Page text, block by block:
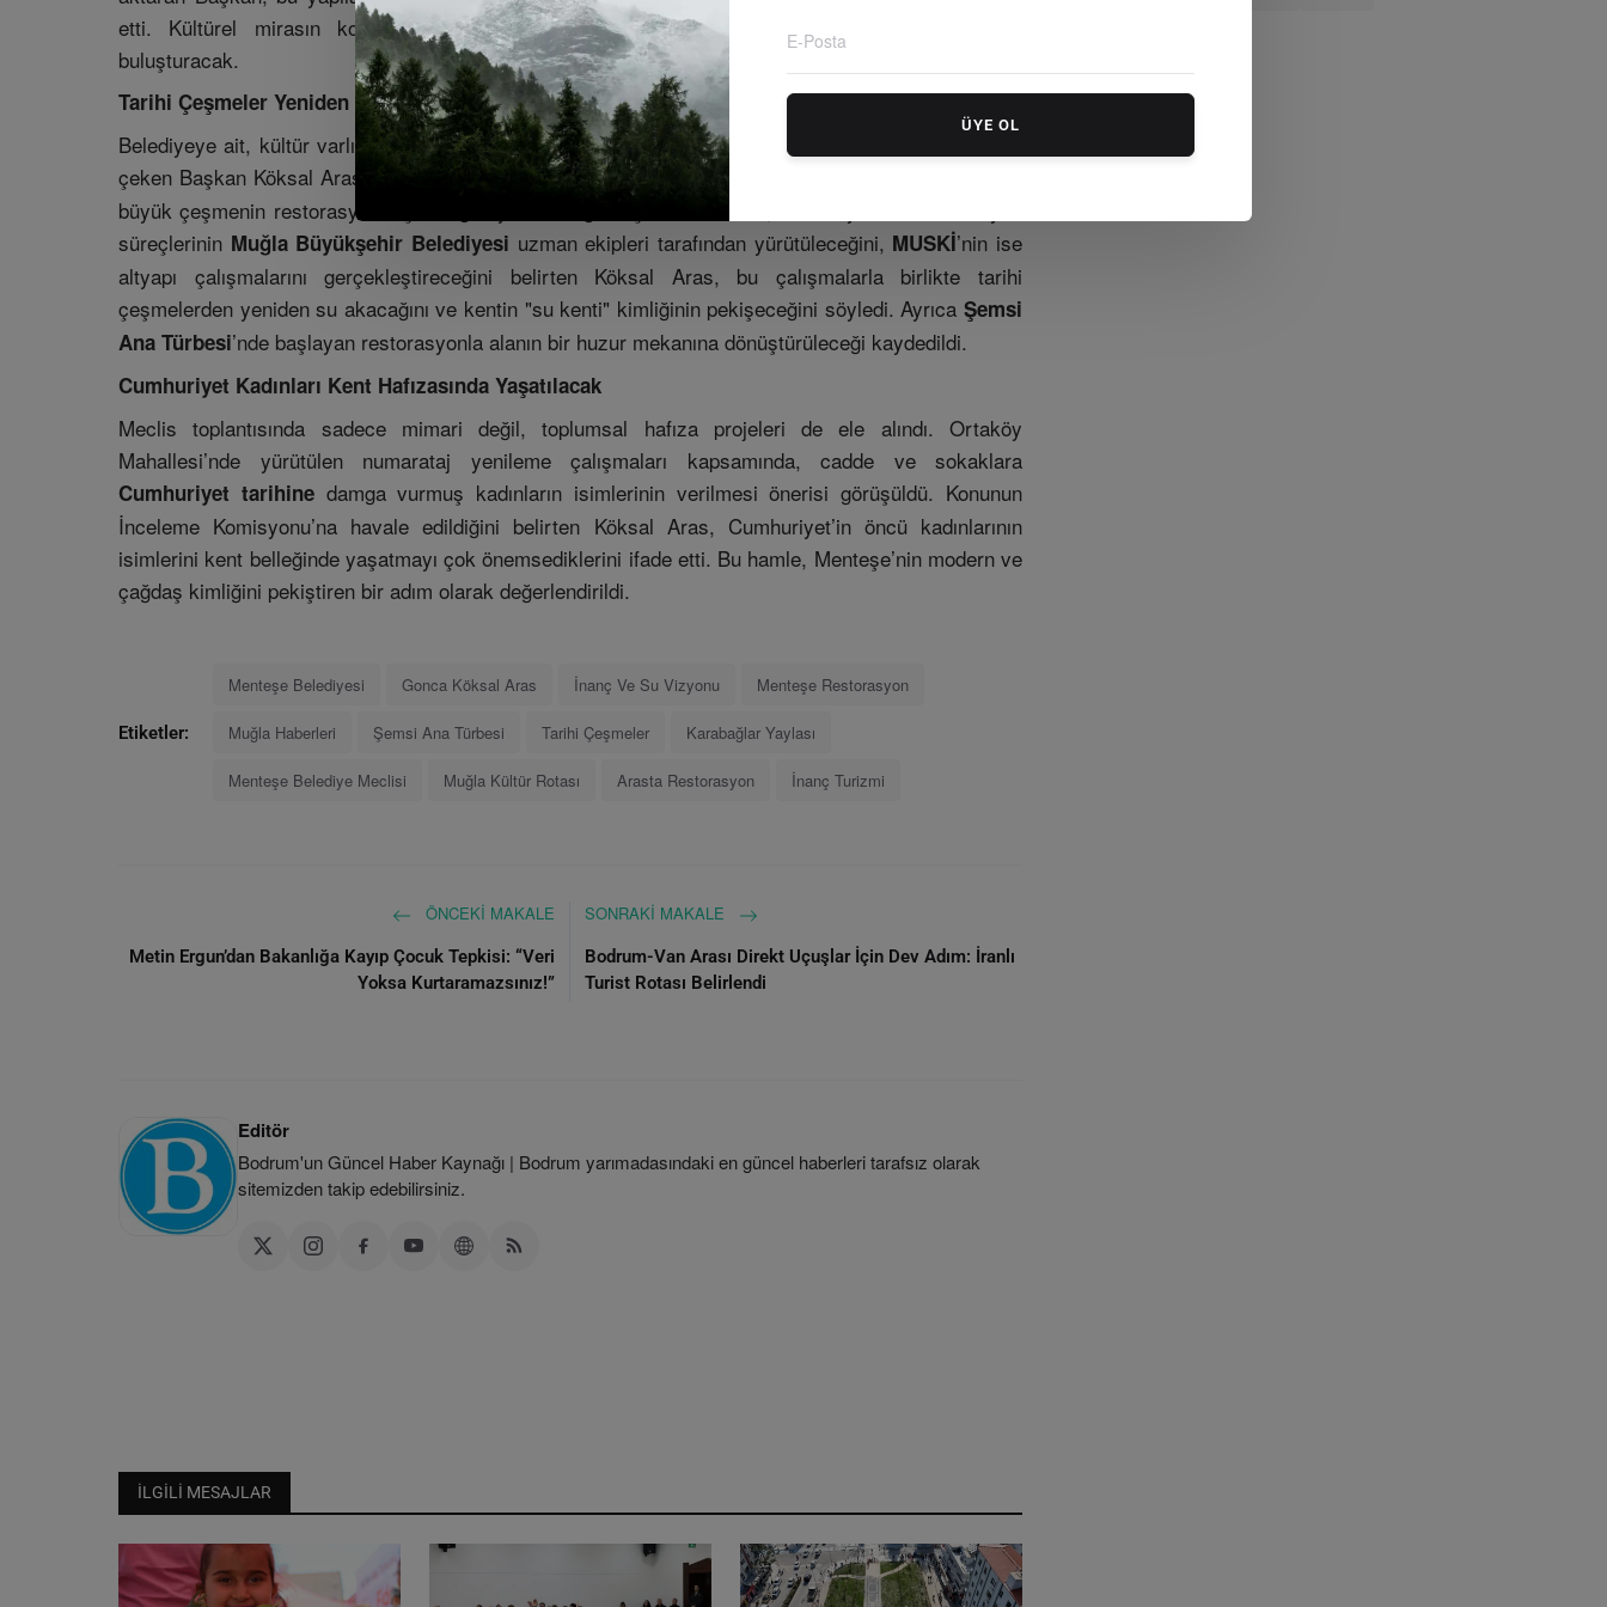
etti. Kültürel mirasın korunması adına atılan bu adımlar, kentin tarihi derinliğini turistlerle
buluşturacak.
Tarihi Çeşmeler Yeniden Hayat Bulacak
Belediyeye ait, kültür varlığı niteliği taşıyan iki tarihi çeşmenin yıllardır atıl durumda olduğuna dikkat
çeken Başkan Köksal Aras, Saatli Kule altındaki çeşme ileŞadırvan
büyük çeşmenin restorasyonu için düğmeye basıldığını açıkladı. Rölöve, restitüsyon ve restorasyon
süreçlerinin Muğla Büyükşehir Belediyesi uzman ekipleri tarafından yürütüleceğini, MUSKİ’nin ise
altyapı çalışmalarını gerçekleştireceğini belirten Köksal Aras, bu çalışmalarla birlikte tarihi
çeşmelerden yeniden su akacağını ve kentin "su kenti" kimliğinin pekişeceğini söyledi. Ayrıca Şemsi
Ana Türbesi’nde başlayan restorasyonla alanın bir huzur mekanına dönüştürüleceği kaydedildi.
Cumhuriyet Kadınları Kent Hafızasında Yaşatılacak
Meclis toplantısında sadece mimari değil, toplumsal hafıza projeleri de ele alındı. Ortaköy
Mahallesi’nde yürütülen numarataj yenileme çalışmaları kapsamında, cadde ve sokaklara
Cumhuriyet tarihinedamga vurmuş kadınların isimlerinin verilmesi önerisi görüşüldü. Konunun
İnceleme Komisyonu’na havale edildiğini belirten Köksal Aras, Cumhuriyet’in öncü kadınlarının
isimlerini kent belleğinde yaşatmayı çok önemsediklerini ifade etti. Bu hamle, Menteşe’nin modern ve
çağdaş kimliğini pekiştiren bir adım olarak değerlendirildi.
Etiketler:
Menteşe Belediyesi Gonca Köksal Aras İnanç Ve Su Vizyonu Menteşe Restorasyon
Muğla Haberleri Şemsi Ana Türbesi Tarihi Çeşmeler Karabağlar Yaylası
Menteşe Belediye Meclisi Muğla Kültür Rotası Arasta Restorasyon İnanç Turizmi
ÖNCEKI MAKALE
Metin Ergun’dan Bakanlığa Kayıp Çocuk Tepkisi: “Veri
Yoksa Kurtaramazsınız!”
SONRAKI MAKALE
Bodrum-Van Arası Direkt Uçuşlar İçin Dev Adım: İranlı
Turist Rotası Belirlendi
Editör
Bodrum'un Güncel Haber Kaynağı | Bodrum yarımadasındaki en güncel haberleri tarafsız olarak
sitemizden takip edebilirsiniz.
İLGILI MESAJLAR
ÜYE OL